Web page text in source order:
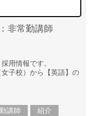
非常勤講師
用情報です。
子校）から【英語】の
講師
紹介